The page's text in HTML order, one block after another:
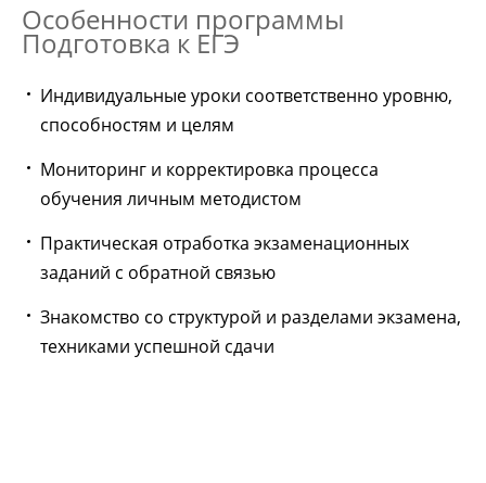
Особенности программы
Подготовка к ЕГЭ
Индивидуальные уроки соответственно уровню,
способностям и целям
Мониторинг и корректировка процесса
обучения личным методистом
Практическая отработка экзаменационных
заданий с обратной связью
Знакомство со структурой и разделами экзамена,
техниками успешной сдачи